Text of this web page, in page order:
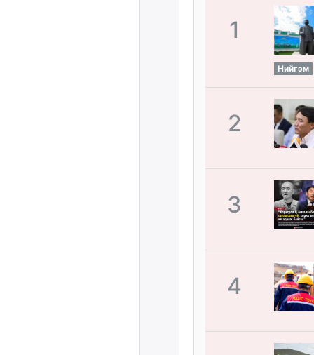
1
Нийгэм
2
3
4